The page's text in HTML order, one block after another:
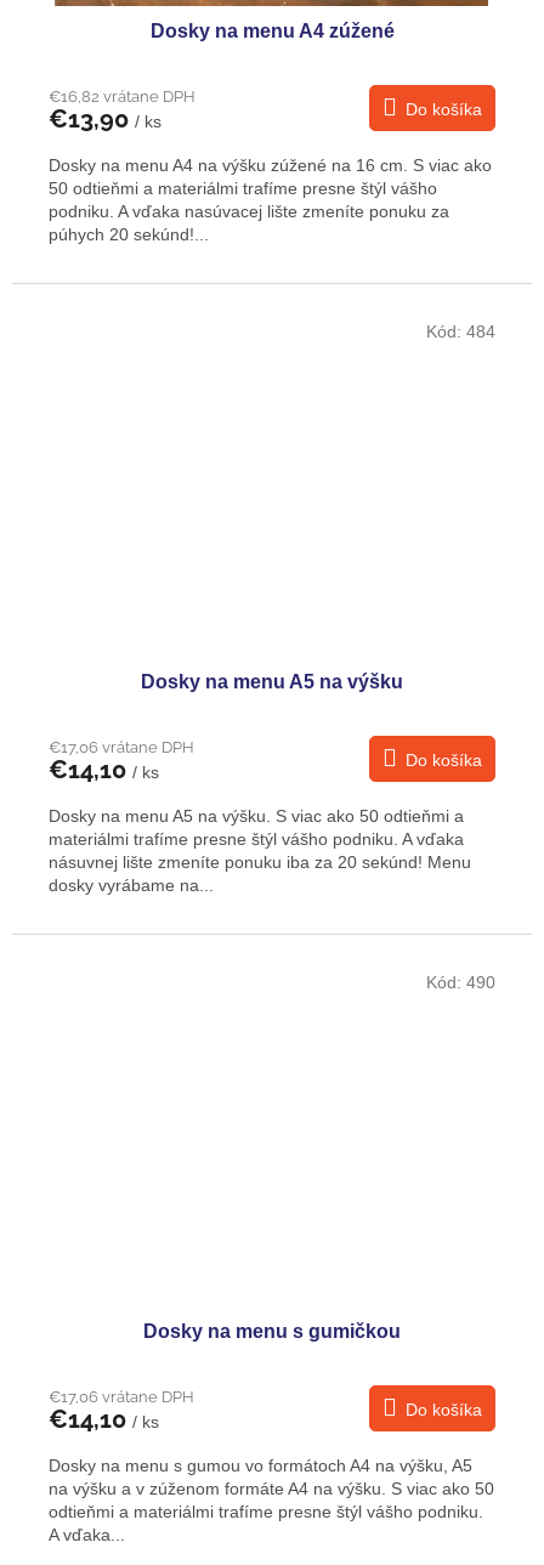
Dosky na menu A4 zúžené
€16,82 vrátane DPH
€13,90 / ks
Do košíka
Dosky na menu A4 na výšku zúžené na 16 cm. S viac ako
50 odtieňmi a materiálmi trafíme presne štýl vášho
podniku. A vďaka nasúvacej lište zmeníte ponuku za
púhych 20 sekúnd!...
Dosky na menu A5 na výšku
€17,06 vrátane DPH
€14,10 / ks
Do košíka
Dosky na menu A5 na výšku. S viac ako 50 odtieňmi a
materiálmi trafíme presne štýl vášho podniku. A vďaka
násuvnej lište zmeníte ponuku iba za 20 sekúnd! Menu
dosky vyrábame na...
Kód: 484
Dosky na menu s gumičkou
€17,06 vrátane DPH
€14,10 / ks
Do košíka
Dosky na menu s gumou vo formátoch A4 na výšku, A5
na výšku a v zúženom formáte A4 na výšku. S viac ako 50
odtieňmi a materiálmi trafíme presne štýl vášho podniku.
A vďaka...
Kód: 490